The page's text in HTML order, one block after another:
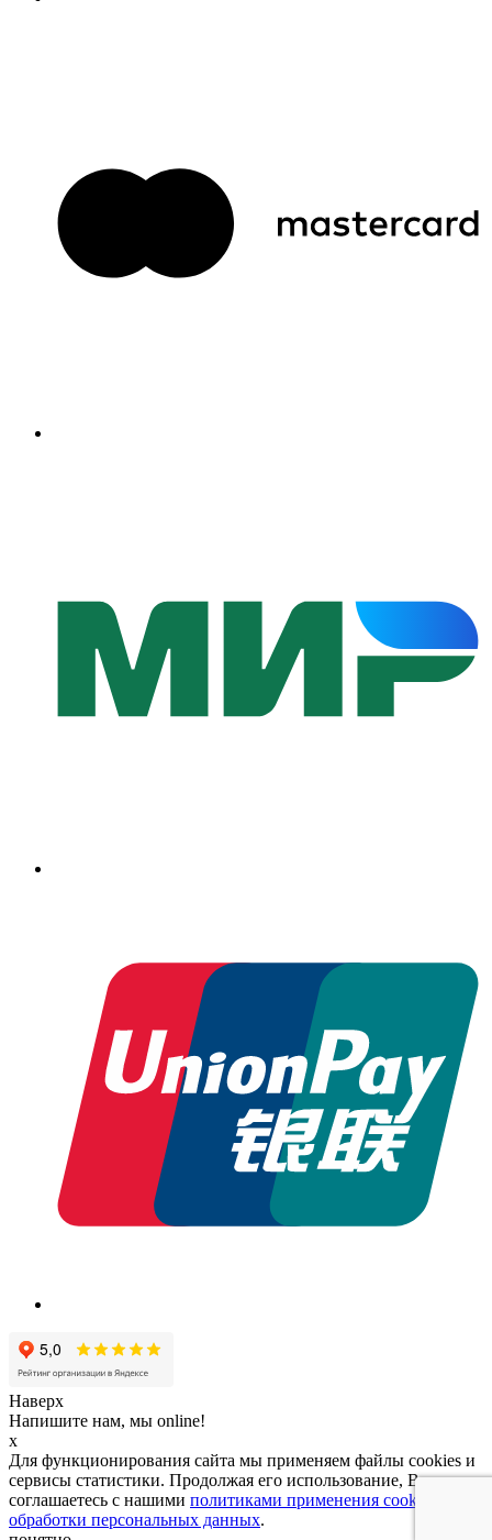
Наверх
Напишите нам, мы online!
x
Для функционирования сайта мы применяем файлы cookies и
сервисы статистики. Продолжая его использование, Вы
соглашаетесь с нашими политиками применения cookies и
обработки персональных данных.